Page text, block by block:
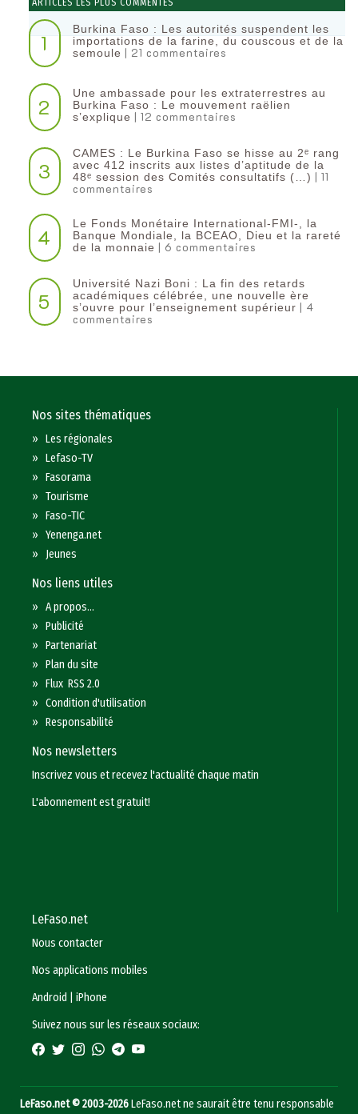
ARTICLES LES PLUS COMMENTÉS
1
Burkina Faso : Les autorités suspendent les
importations de la farine, du couscous et de la
semoule | 21 commentaires
2
Une ambassade pour les extraterrestres au
Burkina Faso : Le mouvement raëlien
s’explique | 12 commentaires
3
CAMES : Le Burkina Faso se hisse au 2ᵉ rang
avec 412 inscrits aux listes d’aptitude de la
48ᵉ session des Comités consultatifs (…) | 11
commentaires
4
Le Fonds Monétaire International-FMI-, la
Banque Mondiale, la BCEAO, Dieu et la rareté
de la monnaie | 6 commentaires
5
Université Nazi Boni : La fin des retards
académiques célébrée, une nouvelle ère
s’ouvre pour l’enseignement supérieur | 4
commentaires
Nos sites thématiques
»Les régionales
»Lefaso-TV
»Fasorama
»Tourisme
»Faso-TIC
»Yenenga.net
» Jeunes
Nos liens utiles
»A propos...
»Publicité
»Partenariat
»Plan du site
»Flux RSS 2.0
»Condition d'utilisation
»Responsabilité
Nos newsletters
Inscrivez vous et recevez l'actualité chaque matin
L'abonnement est gratuit!
LeFaso.net
Nous contacter
Nos applications mobiles
Android
|iPhone
Suivez nous sur les réseaux sociaux:
LeFaso.net © 2003-2026LeFaso.net ne saurait être tenu responsable